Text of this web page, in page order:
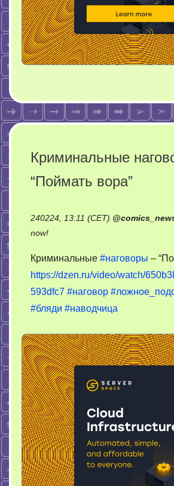
Криминальные
“Поймать вора”
240224, 13:11 (CET) @
now!on
наговоры
–
“Поймать
вора”
Криминальные #наговоры –
https://dzen.ru/video/watch/
593dfc7 #наговор
#бляди #наводчица